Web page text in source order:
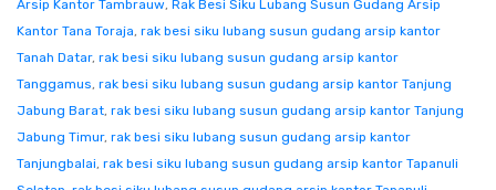
Arsip Kantor Tambrauw, Rak Besi Siku Lubang Susun Gudang Arsip
Kantor Tana Toraja, rak besi siku lubang susun gudang arsip kantor
Tanah Datar, rak besi siku lubang susun gudang arsip kantor
Tanggamus, rak besi siku lubang susun gudang arsip kantor Tanjung
Jabung Barat, rak besi siku lubang susun gudang arsip kantor Tanjung
Jabung Timur, rak besi siku lubang susun gudang arsip kantor
Tanjungbalai, rak besi siku lubang susun gudang arsip kantor Tapanuli